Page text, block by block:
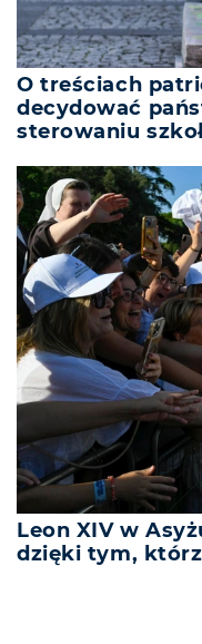
O treściach
decydować
sterowaniu
Leon XIV w
dzięki tym,